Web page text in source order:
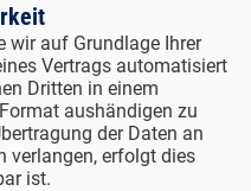
wir auf Grundlage Ihrer
Vertrags automatisiert
Dritten in einem
aushändigen zu
der Daten an
verlangen, erfolgt dies
ist.